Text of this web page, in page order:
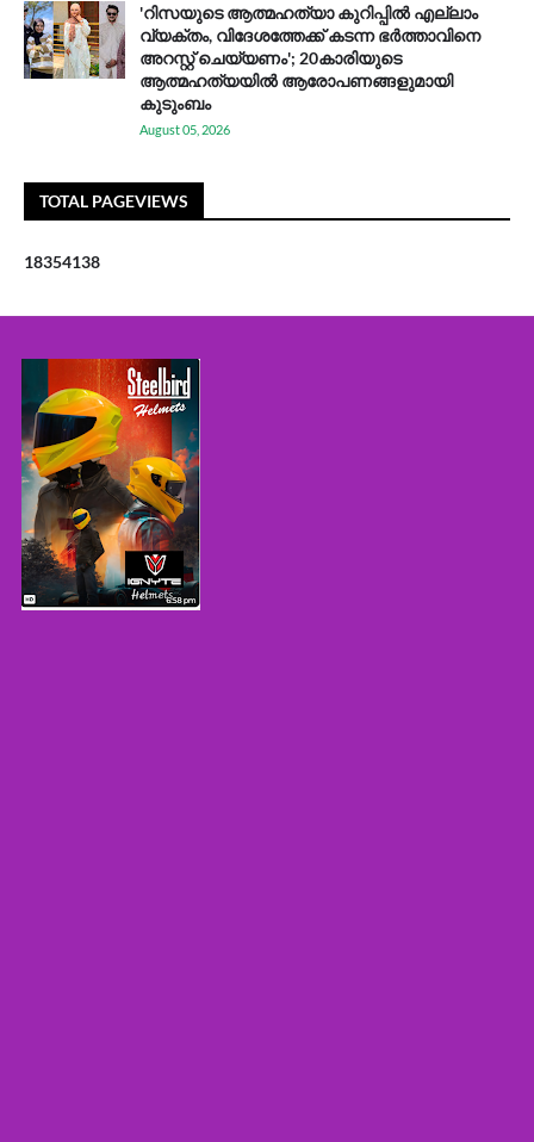
'റിസയുടെ ആത്മഹത്യാ കുറിപ്പിൽ എല്ലാം
വ്യക്തം, വിദേശത്തേക്ക് കടന്ന ഭർത്താവിനെ
അറസ്റ്റ് ചെയ്യണം'; 20കാരിയുടെ
ആത്മഹത്യയിൽ ആരോപണങ്ങളുമായി
കുടുംബം
August 05, 2026
TOTAL PAGEVIEWS
18354138